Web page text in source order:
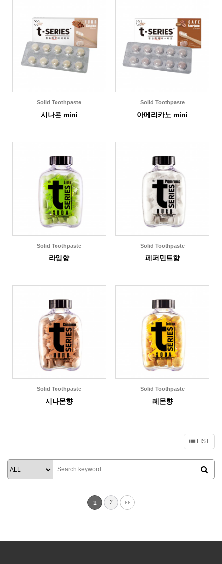
Solid Toothpaste
시나몬 mini
Solid Toothpaste
아메리카노 mini
Solid Toothpaste
라임향
Solid Toothpaste
페퍼민트향
Solid Toothpaste
시나몬향
Solid Toothpaste
레몬향
LIST
1 2